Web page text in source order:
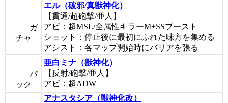
ガ
チャ
エル（破邪/真獣神化）
【貫通/超砲撃/亜人】
アビ：超MSL/全属性キラーM+SSブースト
ショット：停止後に最初にふれた味方を集める
アシスト：各マップ開始時にバリアを張る
パ
ック
亜白ミナ（獣神化）
【反射/砲撃/亜人】
アビ：超ADW
アナスタシア（獣神化改）